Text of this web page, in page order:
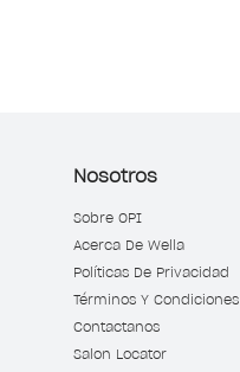
Nosotros
Sobre OPI
Acerca De Wella
Políticas De Privacidad
Términos Y Condiciones
Contactanos
Salon Locator